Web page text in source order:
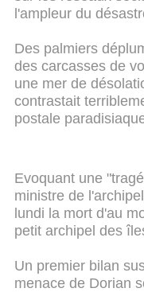
l'ampleur du
Des palmiers
des carcasses de
une mer de
contrastait
postale
Evoquant une
ministre de
lundi la mort d'au
petit archipel des
Un premier bilan
menace de Dorian